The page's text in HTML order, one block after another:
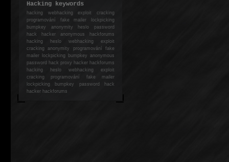
Hacking keywords
hackingwebhacking exploit cracking
programování fake mailer lockpicking
bumpkey anonymity heslo password
hackhacker anonymous hackforums
hackingheslo webhacking exploit
cracking anonymity programování fake
mailer lockpicking bumpkey anonymous
password hack proxy hacker hackforums
hacking heslo webhacking exploit
cracking programování fake mailer
lockpicking bumpkey password hack
hackerhackforums